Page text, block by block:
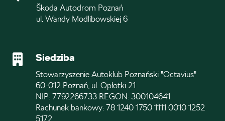
Škoda Autodrom Poznań
ul. Wandy Modlibowskiej 6
Siedziba
Stowarzyszenie Autoklub Poznański "Octavius"
60-012 Poznań, ul. Opłotki 21
NIP: 7792266733 REGON: 300104641
Rachunek bankowy: 78 1240 1750 1111 0010 1252
5172